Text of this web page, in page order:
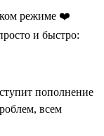
режиме ❤️
и быстро:
пополнение
всем